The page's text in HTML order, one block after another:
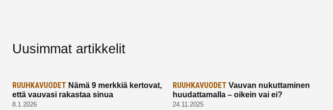
Uusimmat artikkelit
RUUHKAVUODET Nämä 9 merkkiä kertovat,
että vauvasi rakastaa sinua
8.1.2026
RUUHKAVUODET Vauvan nukuttaminen
huudattamalla – oikein vai ei?
24.11.2025